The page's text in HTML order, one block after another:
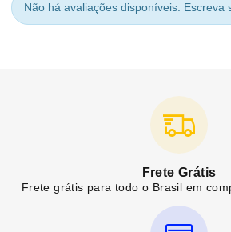
Não há avaliações disponíveis. Escreva
Frete Grátis
Frete grátis para todo o Brasil em